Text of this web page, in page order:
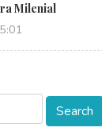
Milenial